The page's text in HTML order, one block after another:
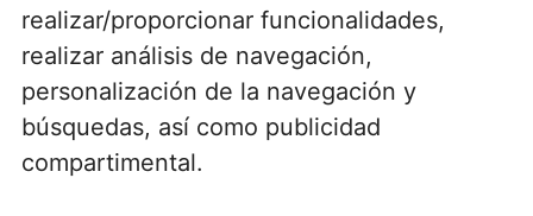
realizar/proporcionar funcionalidades,
realizar análisis de navegación,
personalización de la navegación y
búsquedas, así como publicidad
compartimental.